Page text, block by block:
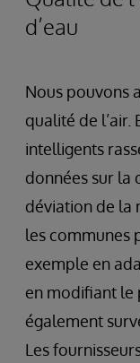
d’eau
Nous pouvons
qualité de l’air.
intelligents
données sur la
déviation de la
les communes
exemple en
en modifiant le
également
Les